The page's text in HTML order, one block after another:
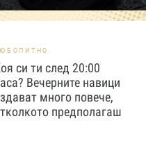
си ти след 20:00
Вечерните навици
много повече,
предполагаш